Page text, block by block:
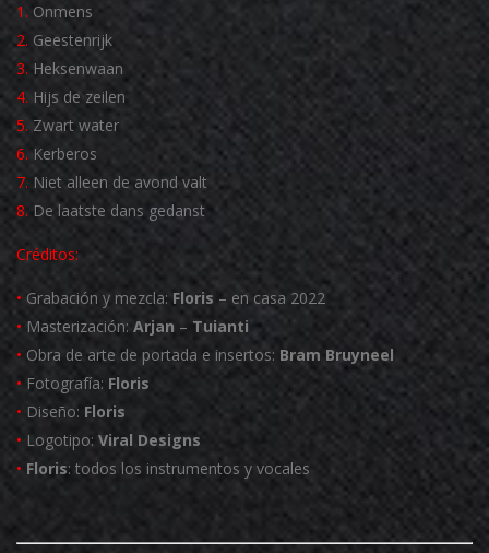
1. Onmens
2. Geestenrijk
3. Heksenwaan
4. Hijs de zeilen
5. Zwart water
6. Kerberos
7. Niet alleen de avond valt
8. De laatste dans gedanst
Créditos:
• Grabación y mezcla: Floris – en casa 2022
• Masterización: Arjan – Tuianti
• Obra de arte de portada e insertos: Bram Bruyneel
• Fotografía: Floris
• Diseño: Floris
• Logotipo: Viral Designs
• Floris: todos los instrumentos y vocales